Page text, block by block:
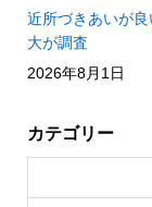
近所づきあいが
大が調査
2026年8月1日
カテゴリー